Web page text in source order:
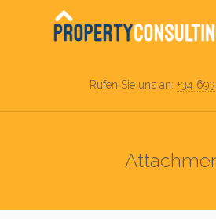
Rufen Sie uns an: +34